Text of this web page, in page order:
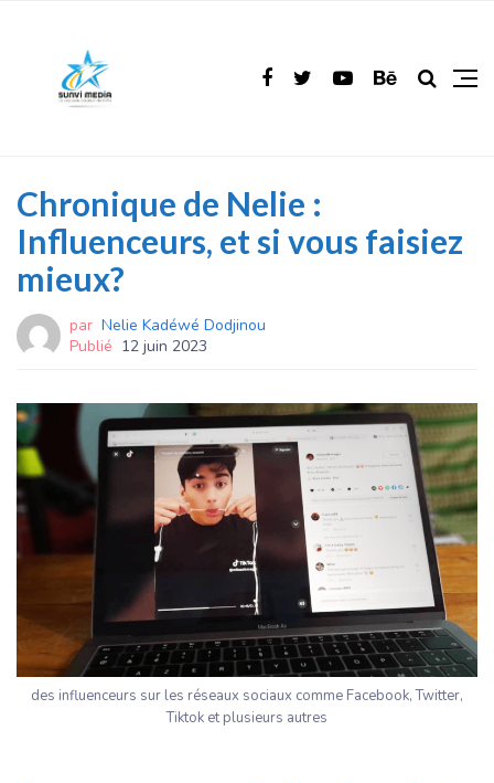
Chronique de Nelie :
Influenceurs, et si vous faisiez
mieux?
par Nelie Kadéwé Dodjinou
Publié 12 juin 2023
des influenceurs sur les réseaux sociaux comme Facebook, Twitter,
Tiktok et plusieurs autres